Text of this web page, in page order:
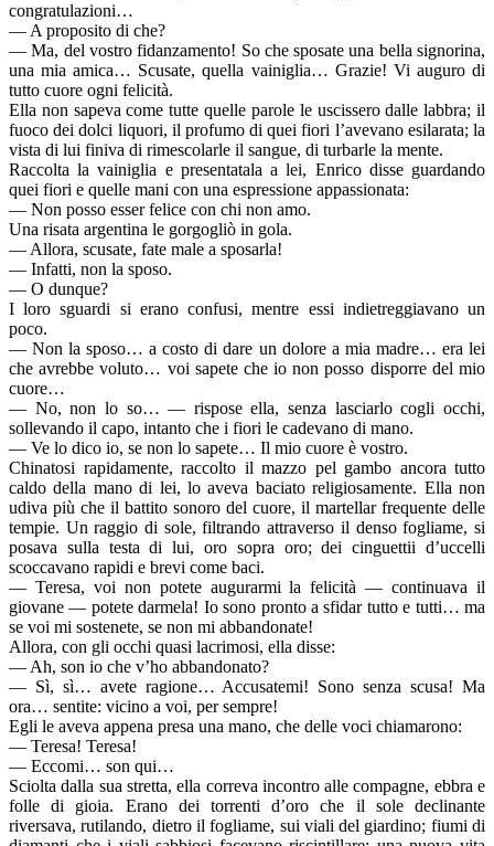
congratulazioni…
— A proposito di che?
— Ma, del vostro fidanzamento! So che sposate una bella signorina,
una mia amica… Scusate, quella vainiglia… Grazie! Vi auguro di
tutto cuore ogni felicità.
Ella non sapeva come tutte quelle parole le uscissero dalle labbra; il
fuoco dei dolci liquori, il profumo di quei fiori l’avevano esilarata; la
vista di lui finiva di rimescolarle il sangue, di turbarle la mente.
Raccolta la vainiglia e presentatala a lei, Enrico disse guardando
quei fiori e quelle mani con una espressione appassionata:
— Non posso esser felice con chi non amo.
Una risata argentina le gorgogliò in gola.
— Allora, scusate, fate male a sposarla!
— Infatti, non la sposo.
— O dunque?
I loro sguardi si erano confusi, mentre essi indietreggiavano un
poco.
— Non la sposo… a costo di dare un dolore a mia madre… era lei
che avrebbe voluto… voi sapete che io non posso disporre del mio
cuore…
— No, non lo so… — rispose ella, senza lasciarlo cogli occhi,
sollevando il capo, intanto che i fiori le cadevano di mano.
— Ve lo dico io, se non lo sapete… Il mio cuore è vostro.
Chinatosi rapidamente, raccolto il mazzo pel gambo ancora tutto
caldo della mano di lei, lo aveva baciato religiosamente. Ella non
udiva più che il battito sonoro del cuore, il martellar frequente delle
tempie. Un raggio di sole, filtrando attraverso il denso fogliame, si
posava sulla testa di lui, oro sopra oro; dei cinguettii d’uccelli
scoccavano rapidi e brevi come baci.
— Teresa, voi non potete augurarmi la felicità — continuava il
giovane — potete darmela! Io sono pronto a sfidar tutto e tutti… ma
se voi mi sostenete, se non mi abbandonate!
Allora, con gli occhi quasi lacrimosi, ella disse:
— Ah, son io che v’ho abbandonato?
— Sì, sì… avete ragione… Accusatemi! Sono senza scusa! Ma
ora… sentite: vicino a voi, per sempre!
Egli le aveva appena presa una mano, che delle voci chiamarono:
— Teresa! Teresa!
— Eccomi… son qui…
Sciolta dalla sua stretta, ella correva incontro alle compagne, ebbra e
folle di gioia. Erano dei torrenti d’oro che il sole declinante
riversava, rutilando, dietro il fogliame, sui viali del giardino; fiumi di